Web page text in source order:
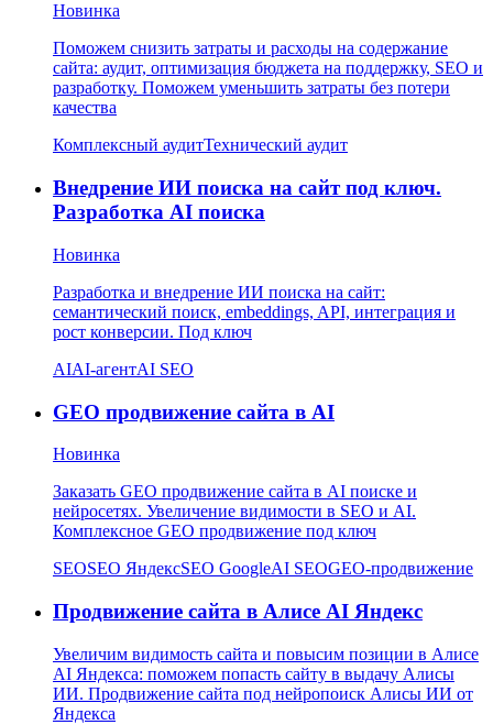
Новинка
Поможем снизить затраты и расходы на содержание
сайта: аудит, оптимизация бюджета на поддержку, SEO и
разработку. Поможем уменьшить затраты без потери
качества
Комплексный аудитТехнический аудит
Внедрение ИИ поиска на сайт под ключ.
Разработка AI поиска
Новинка
Разработка и внедрение ИИ поиска на сайт:
семантический поиск, embeddings, API, интеграция и
рост конверсии. Под ключ
AIAI-агентAI SEO
GEO продвижение сайта в AI
Новинка
Заказать GEO продвижение сайта в AI поиске и
нейросетях. Увеличение видимости в SEO и AI.
Комплексное GEO продвижение под ключ
SEOSEO ЯндексSEO GoogleAI SEOGEO-продвижение
Продвижение сайта в Алисе AI Яндекс
Увеличим видимость сайта и повысим позиции в Алисе
AI Яндекса: поможем попасть сайту в выдачу Алисы
ИИ. Продвижение сайта под нейропоиск Алисы ИИ от
Яндекса